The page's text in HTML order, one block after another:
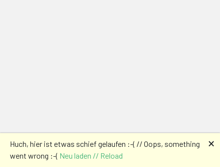
Huch, hier ist etwas schief gelaufen :-( // Oops, something
went wrong :-( Neu laden // Reload
🗙